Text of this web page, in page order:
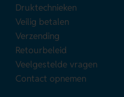
Druktechnieken
Veilig betalen
Verzending
Retourbeleid
Veelgestelde vragen
Contact opnemen